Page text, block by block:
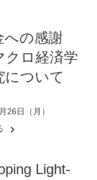
への感謝
クロ経済学
について
26日（月）
Light-